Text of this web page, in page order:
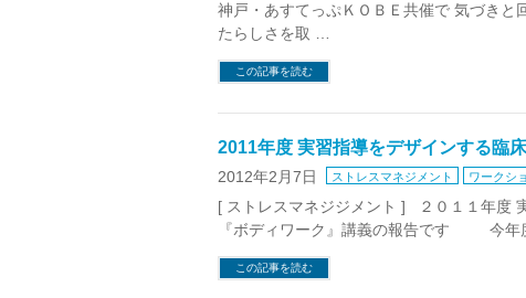
神戸・あすてっぷＫＯＢＥ共催で 気づき
たらしさを取 …
この記事を読む
2011年度 実習指導をデザインする臨
2012年2月7日 ストレスマネジメント ワークシ
[ ストレスマネジジメント ] ２０１１年度
『ボディワーク』講義の報告です 今年
この記事を読む